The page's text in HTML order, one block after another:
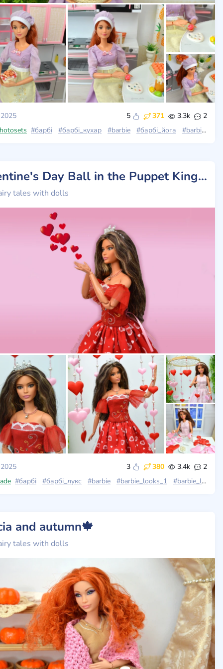
#stories_with_dolls #barbie_djy08
5 371 3.3k
2
#барбі #барбі_кухар #barbie #барбі_йога #barbie_mtm
#barbieextra3
Valentine's Day Ball in the Puppet Kingdom
tales with dolls
3 380 3.4k
2
#барбі #барбі_лукс #barbie #barbie_looks_1 #barbie_looks
and autumn🍁
tales with dolls